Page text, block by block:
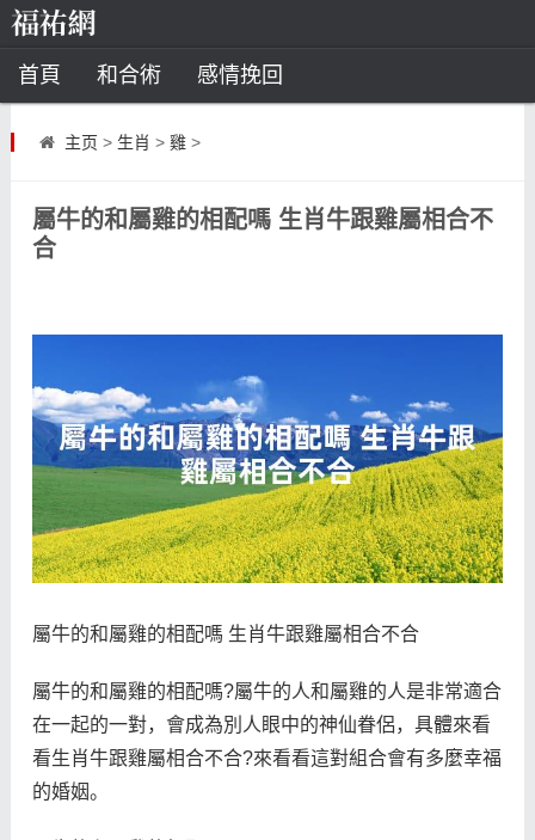
首頁 和合術 感情挽回
道教法事
風水
算命
八字命理 八字合婚 運勢測算
主页 > 生肖 > 雞>
屬牛的和屬雞的相配嗎 生肖牛跟雞屬相合不
合
屬牛的和屬雞的相配嗎 生肖牛跟雞屬相合不合
屬牛的和屬雞的相配嗎?屬牛的人和屬雞的人是非常適合
在一起的一對，會成為別人眼中的神仙眷侶，具體來看
看生肖牛跟雞屬相合不合?來看看這對組合會有多麼幸福
的婚姻。